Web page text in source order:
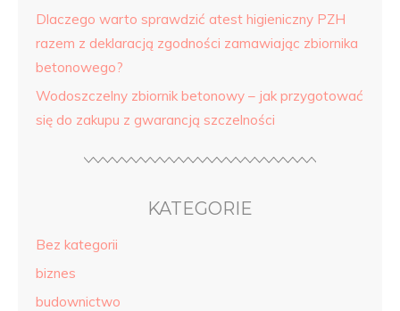
Dlaczego warto sprawdzić atest higieniczny PZH
razem z deklaracją zgodności zamawiając zbiornika
betonowego?
Wodoszczelny zbiornik betonowy – jak przygotować
się do zakupu z gwarancją szczelności
KATEGORIE
Bez kategorii
biznes
budownictwo